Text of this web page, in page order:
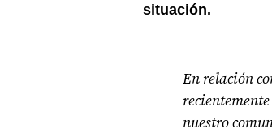
situación.
En relación
nuestro